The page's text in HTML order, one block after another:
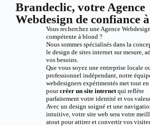
Brandeclic, votre Agence
Webdesign de confiance
Vous recherchez une Agence
compétente à blond ?
Nous sommes spécialisés dans la
le design de sites internet sur mesure,
vos besoins.
Que vous soyez une entreprise locale
professionnel indépendant, notre
webdesigners expérimentés met tout
pourcréer un site internetqui reflète
parfaitement votre identité et vos
Avec un design soigné et une
intuitive, votre site web sera votre
atout pour attirer et convertir vos